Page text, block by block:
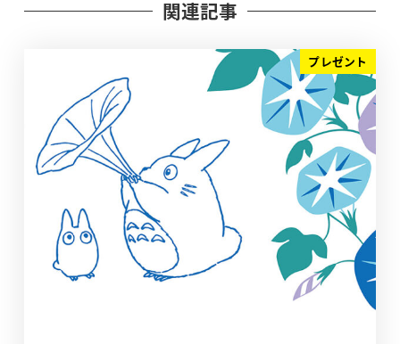
関連記事
プレゼント